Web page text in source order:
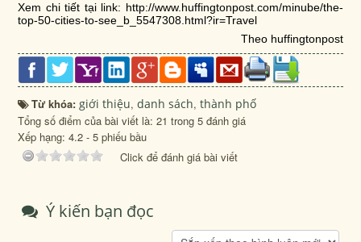
Xem chi tiết tại link: http://www.huffingtonpost.com/minube/the-
top-50-cities-to-see_b_5547308.html?ir=Travel
Theo huffingtonpost
Từ khóa:giới thiệu,danh sách,thành phố
Tổng số điểm của bài viết là: 21 trong 5 đánh giá
Xếp hạng:4.2 -5 phiếu bầu
Click để đánh giá bài viết
Ý kiến bạn đọc